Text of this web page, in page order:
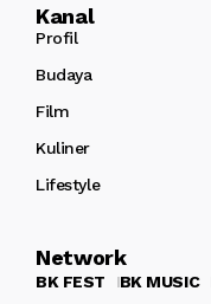
Kanal
Profil
Budaya
Film
Kuliner
Lifestyle
Network
BK FEST BK MUSIC